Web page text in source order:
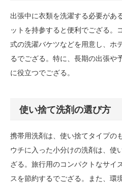
出張中に衣類を洗濯する必要があ
ットを持参すると便利でござる。
式の洗濯バケツなどを用意し、ホ
るでござる。特に、長期の出張や
に役立つでござる。
使い捨て洗剤の選び方
携帯用洗剤は、使い捨てタイプの
ウチに入った小分けの洗剤は、使
ざる。旅行用のコンパクトなサイ
スを節約するでござる。また、環